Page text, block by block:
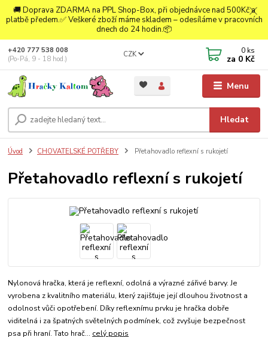
🚚 Doprava ZDARMA na PPL Shop-Box, při objednávce nad 500Kč a
platbě předem.✅ Veškeré zboží máme skladem – odesíláme v pracovních
dnech do 24 hodin.📦
Menu
CZK
Hledat
+420 777 538 008
(Po-Pá, 9 - 18 hod.)
0 ks
za 0 Kč
Úvod CHOVATELSKÉ POTŘEBY Přetahovadlo reflexní s rukojetí
Přetahovadlo reflexní s rukojetí
Nylonová hračka, která je reflexní, odolná a výrazné zářivé barvy. Je
vyrobena z kvalitního materiálu, který zajišťuje její dlouhou životnost a
odolnost vůči opotřebení. Díky reflexnímu prvku je hračka dobře
viditelná i za špatných světelných podmínek, což zvyšuje bezpečnost
psa při hraní. Tato hrač... celý popis